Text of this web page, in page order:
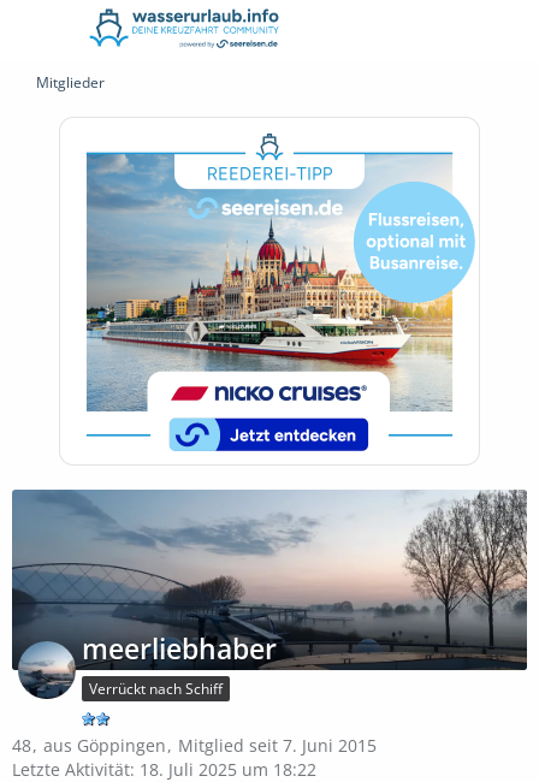
Mitglieder
meerliebhaber
Verrückt nach Schiff
48 aus Göppingen
Mitglied seit 7. Juni 2015
Letzte Aktivität: 18. Juli 2025 um 18:22